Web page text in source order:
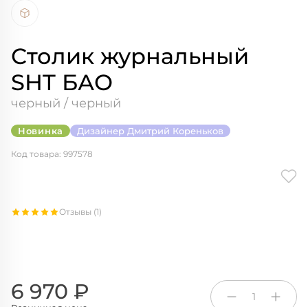
Столик журнальный
SHT БАО
черный / черный
Новинка Дизайнер Дмитрий Кореньков
Отзывы (1)
Код товара: 997578
6 970 ₽ 1